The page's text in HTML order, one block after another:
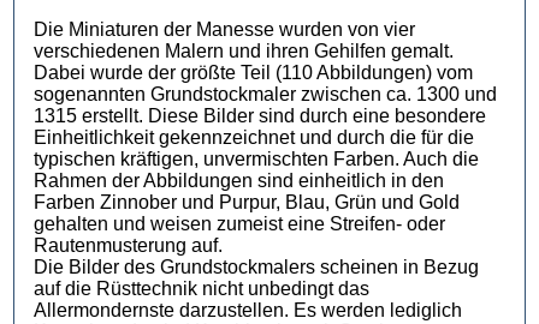
Die Miniaturen der Manesse wurden von vier
verschiedenen Malern und ihren Gehilfen gemalt.
Dabei wurde der größte Teil (110 Abbildungen) vom
sogenannten Grundstockmaler zwischen ca. 1300 und
1315 erstellt. Diese Bilder sind durch eine besondere
Einheitlichkeit gekennzeichnet und durch die für die
typischen kräftigen, unvermischten Farben. Auch die
Rahmen der Abbildungen sind einheitlich in den
Farben Zinnober und Purpur, Blau, Grün und Gold
gehalten und weisen zumeist eine Streifen- oder
Rautenmusterung auf.
Die Bilder des Grundstockmalers scheinen in Bezug
auf die Rüsttechnik nicht unbedingt das
Allermondernste darzustellen. Es werden lediglich